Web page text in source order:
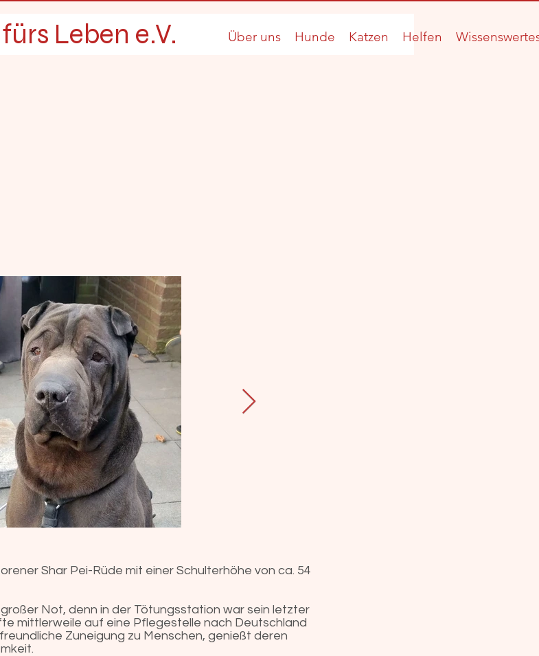
Leben e.V. Über uns Hunde Katzen Helfen
Shar Pei-Rüde mit einer Schulterhöhe von ca. 54
Not, denn in der Tötungsstation war sein letzter
mittlerweile auf eine Pflegestelle nach Deutschland
Zuneigung zu Menschen, genießt deren